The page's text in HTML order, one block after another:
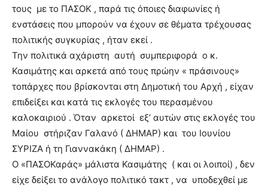
τους με το ΠΑΣΟΚ , παρά τις όποιες διαφωνίες ή
ενστάσεις που μπορούν να έχουν σε θέματα τρέχουσας
πολιτικής συγκυρίας , ήταν εκεί .
Την πολιτικά αχάριστη αυτή συμπεριφορά ο κ.
Κασιμάτης και αρκετά από τους πρώην « πράσινους»
τοπάρχες που βρίσκονται στη Δημοτική του Αρχή , είχαν
επιδείξει και κατά τις εκλογές του περασμένου
καλοκαιριού . Όταν αρκετοί εξ’ αυτών στις εκλογές του
Μαίου στήριζαν Γαλανό ( ΔΗΜΑΡ) και του Ιουνίου
ΣΥΡΙΖΑ ή τη Γιαννακάκη ( ΔΗΜΑΡ) .
Ο «ΠΑΣΟΚαράς» μάλιστα Κασιμάτης ( και οι λοιποί) , δεν
είχε δείξει το ανάλογο πολιτικό τακτ , να υποδεχθεί με